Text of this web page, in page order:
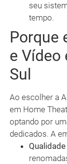
seu
tempo.
Porque
e Vídeo
Sul
Ao escolher a
em Home
optando por
dedicados. A